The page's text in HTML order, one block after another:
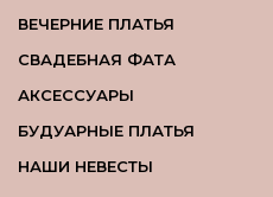
ВЕЧЕРНИЕ ПЛАТЬЯ
СВАДЕБНАЯ ФАТА
АКСЕССУАРЫ
БУДУАРНЫЕ ПЛАТЬЯ
НАШИ НЕВЕСТЫ